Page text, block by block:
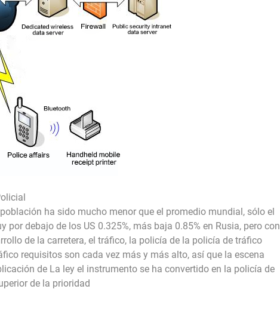
ha sido mucho menor que el promedio mundial, sólo el
debajo de los US 0.325%, más baja 0.85% en Rusia, pero con
de la carretera, el tráfico, la policía de la policía de tráfico
requisitos son cada vez más y más alto, así que la escena
de La ley el instrumento se ha convertido en la policía de
de la prioridad